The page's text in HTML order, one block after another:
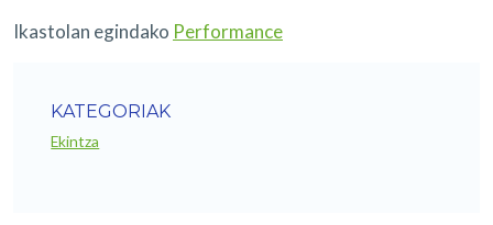
Ikastolan egindako Performance
KATEGORIAK
Ekintza